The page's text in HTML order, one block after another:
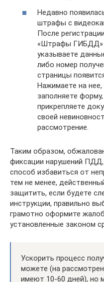
Недавно
штрафы с
После
«Штрафы ГИБДД»
указываете
либо номер
страницы
Нажимаете на
заполняете
прикрепляете
своей
рассмотрение.
Таким образом,
фиксации нарушений
способ избавиться от
тем не менее,
защитить, если будете
инструкции, правильно
грамотно оформите
установленные законом
Ускорить процесс
можете (на
имеют 10-60 дней), но